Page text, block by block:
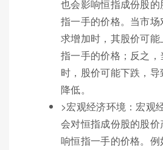
也会影响恒指成份股
指一手的价格。当市
求增加时，其股价可
指一手的价格；反之
时，股价可能下跌，
降低。
>宏观经济环境：宏观
会对恒指成份股的股
响恒指一手的价格。